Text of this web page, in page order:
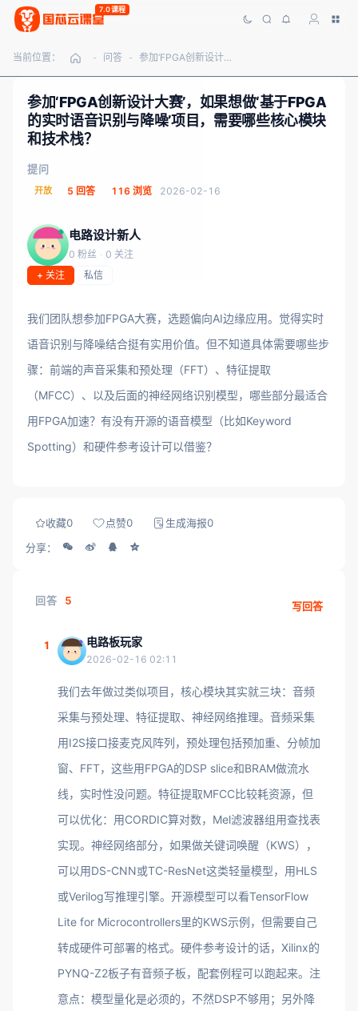
7.0课程
当前位置： - 问答 - 参加‘FPGA创新设计大赛’，如果想做‘基于FPGA的实时语音识别与降噪’项目，需要哪些核心模块和技术栈？
参加‘FPGA创新设计大赛’，如果想做‘基于FPGA
的实时语音识别与降噪’项目，需要哪些核心模块
和技术栈？
提问
开放 5 回答 116 浏览 2026-02-16
电路设计新人
0 粉丝 · 0 关注
+ 关注
私信
我们团队想参加FPGA大赛，选题偏向AI边缘应用。觉得实时
语音识别与降噪结合挺有实用价值。但不知道具体需要哪些步
骤：前端的声音采集和预处理（FFT）、特征提取
（MFCC）、以及后面的神经网络识别模型，哪些部分最适合
用FPGA加速？有没有开源的语音模型（比如Keyword
Spotting）和硬件参考设计可以借鉴？
收藏0 点赞0 生成海报0
分享：
回答 5 写回答
1 电路板玩家
2026-02-16 02:11
我们去年做过类似项目，核心模块其实就三块：音频
采集与预处理、特征提取、神经网络推理。音频采集
用I2S接口接麦克风阵列，预处理包括预加重、分帧加
窗、FFT，这些用FPGA的DSP slice和BRAM做流水
线，实时性没问题。特征提取MFCC比较耗资源，但
可以优化：用CORDIC算对数，Mel滤波器组用查找表
实现。神经网络部分，如果做关键词唤醒（KWS），
可以用DS-CNN或TC-ResNet这类轻量模型，用HLS
或Verilog写推理引擎。开源模型可以看TensorFlow
Lite for Microcontrollers里的KWS示例，但需要自己
转成硬件可部署的格式。硬件参考设计的话，Xilinx的
PYNQ-Z2板子有音频子板，配套例程可以跑起来。注
意点：模型量化是必须的，不然DSP不够用；另外降